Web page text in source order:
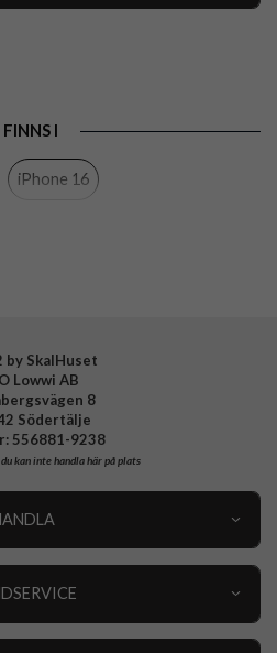
FINNS I
iPhone 16
by SkalHuset
Lowwi AB
8
Södertälje
556881-9238
kan inte handla här på plats